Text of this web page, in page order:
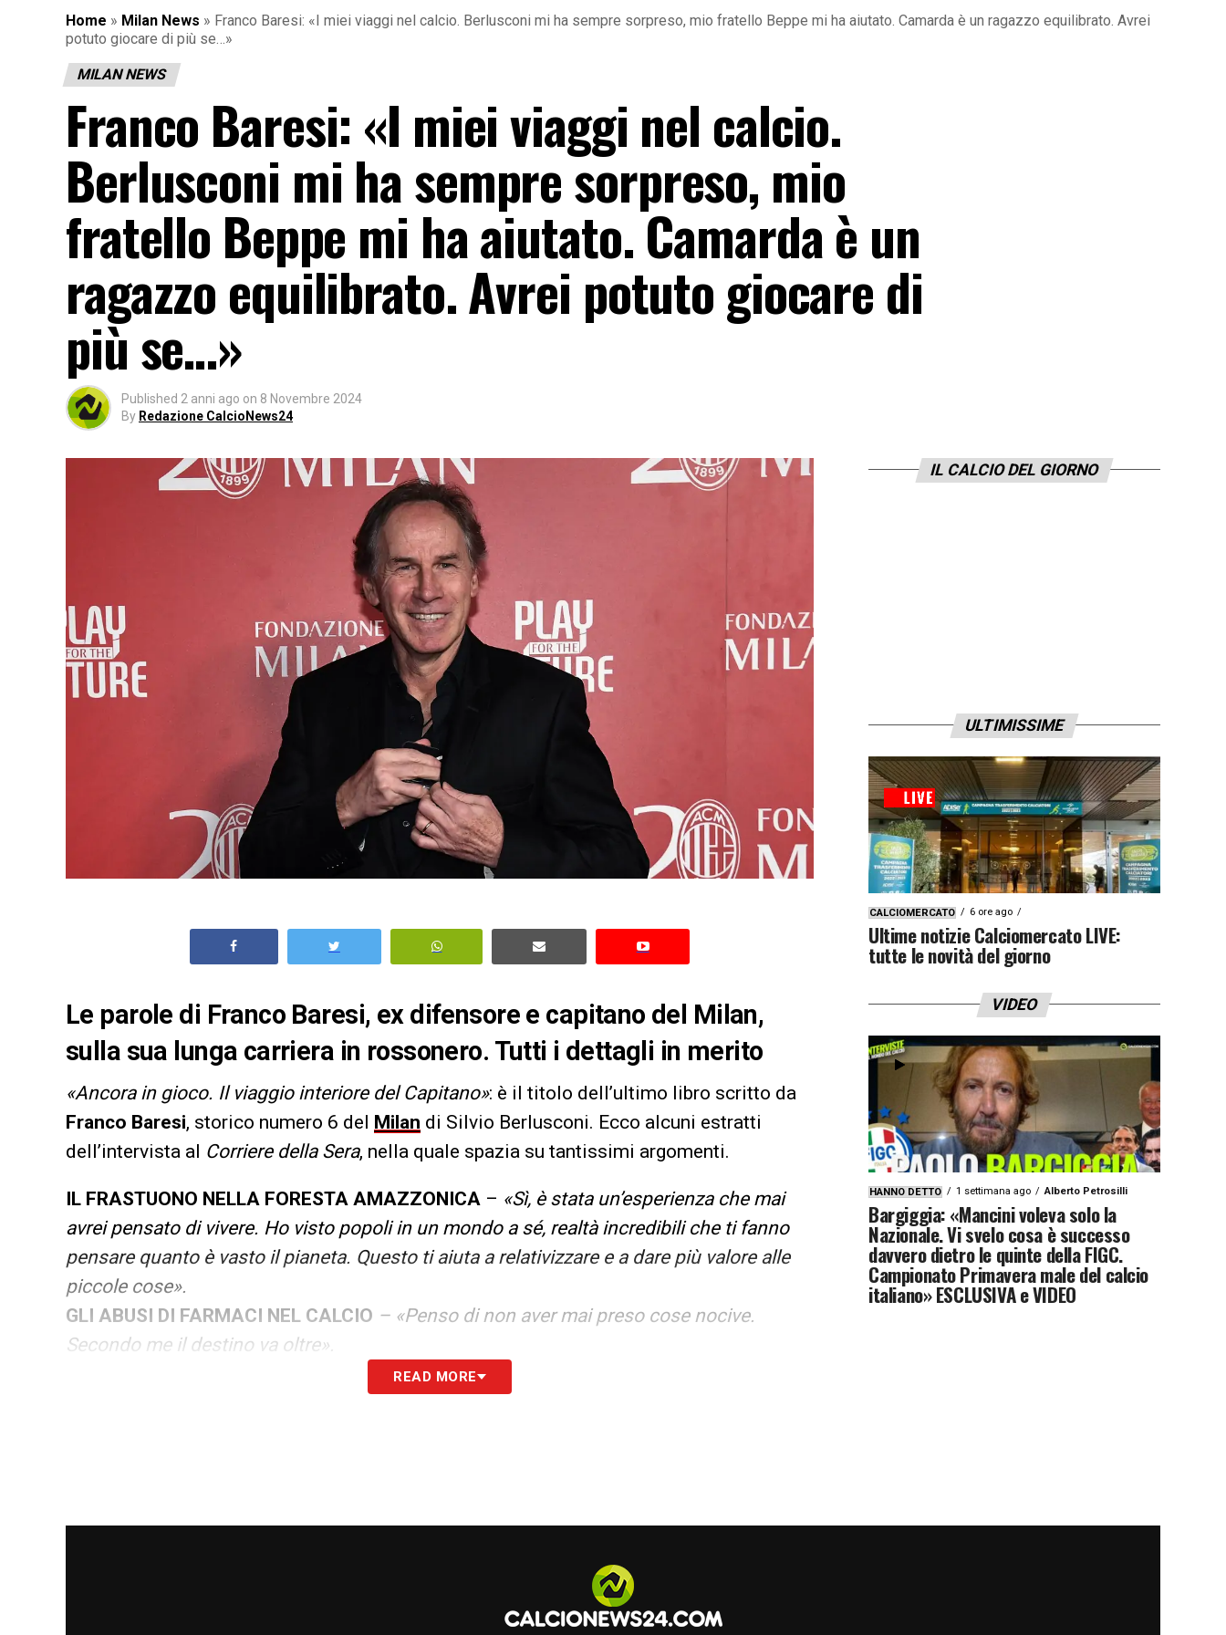
Home » Milan News » Franco Baresi: «I miei viaggi nel calcio. Berlusconi mi ha sempre sorpreso, mio fratello Beppe mi ha aiutato. Camarda è un ragazzo equilibrato. Avrei
potuto giocare di più se…»
MILAN NEWS
Franco Baresi: «I miei viaggi nel calcio.
Berlusconi mi ha sempre sorpreso, mio
fratello Beppe mi ha aiutato. Camarda è un
ragazzo equilibrato. Avrei potuto giocare di
più se…»
Published 2 anni ago on 8 Novembre 2024
By Redazione CalcioNews24
Le parole di Franco Baresi, ex difensore e capitano del Milan,
sulla sua lunga carriera in rossonero. Tutti i dettagli in merito
«Ancora in gioco. Il viaggio interiore del Capitano»: è il titolo dell’ultimo libro scritto da
Franco Baresi, storico numero 6 del Milan di Silvio Berlusconi. Ecco alcuni estratti
dell’intervista al Corriere della Sera, nella quale spazia su tantissimi argomenti.
IL FRASTUONO NELLA FORESTA AMAZZONICA – «Sì, è stata un’esperienza che mai
avrei pensato di vivere. Ho visto popoli in un mondo a sé, realtà incredibili che ti fanno
pensare quanto è vasto il pianeta. Questo ti aiuta a relativizzare e a dare più valore alle
piccole cose».
GLI ABUSI DI FARMACI NEL CALCIO – «Penso di non aver mai preso cose nocive.
Secondo me il destino va oltre».
«I ragazzi oggi sono più svegli, ma hanno più pressioni e aspettative:
«Sì, la rivalità è sempre stata sana e lui è stato un
grande stimolo, un aiuto: era già a Milano quando arrivai ed era più avanti, anche in
READ MORE
IL CALCIO DEL GIORNO
ULTIMISSIME
CALCIOMERCATO 6 ore ago
Ultime notizie Calciomercato LIVE:
tutte le novità del giorno
VIDEO
HANNO DETTO 1 settimana ago Alberto Petrosilli
Bargiggia: «Mancini voleva solo la
Nazionale. Vi svelo cosa è successo
davvero dietro le quinte della FIGC.
Campionato Primavera male del calcio
italiano» ESCLUSIVA e VIDEO